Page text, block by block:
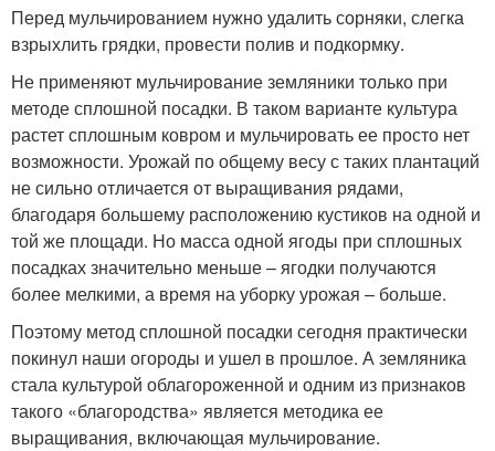
Перед мульчированием нужно удалить сорняки, слегка
взрыхлить грядки, провести полив и подкормку.
Не применяют мульчирование земляники только при
методе сплошной посадки. В таком варианте культура
растет сплошным ковром и мульчировать ее просто нет
возможности. Урожай по общему весу с таких плантаций
не сильно отличается от выращивания рядами,
благодаря большему расположению кустиков на одной и
той же площади. Но масса одной ягоды при сплошных
посадках значительно меньше – ягодки получаются
более мелкими, а время на уборку урожая – больше.
Поэтому метод сплошной посадки сегодня практически
покинул наши огороды и ушел в прошлое. А земляника
стала культурой облагороженной и одним из признаков
такого «благородства» является методика ее
выращивания, включающая мульчирование.